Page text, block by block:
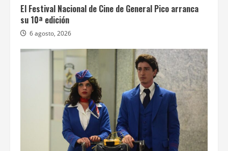
El Festival Nacional de Cine de General Pico arranca
su 10ª edición
6 agosto, 2026